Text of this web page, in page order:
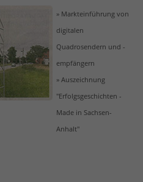
» Markteinführung von
digitalen
Quadrosendern und -
empfängern
» Auszeichnung
"Erfolgsgeschichten -
Made in Sachsen-
Anhalt"